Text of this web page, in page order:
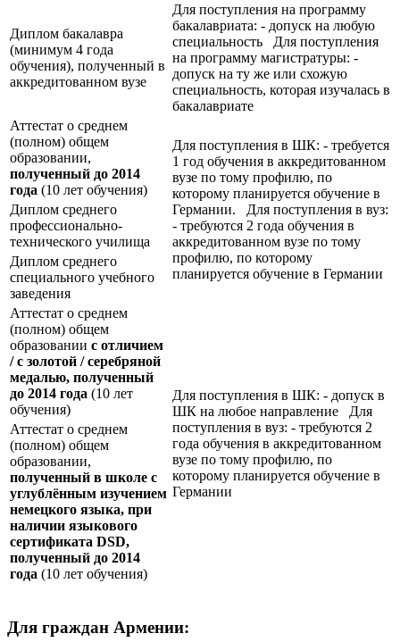
Диплом бакалавра
(минимум 4 года
обучения), полученный в
аккредитованном вузе
Для поступления на программу
бакалавриата: - допуск на любую
специальность Для поступления
на программу магистратуры: -
допуск на ту же или схожую
специальность, которая изучалась в
бакалавриате
Аттестат о среднем
(полном) общем
образовании,
полученный до 2014
года (10 лет обучения)
Для поступления в ШК: - требуется
1 год обучения в аккредитованном
вузе по тому профилю, по
которому планируется обучение в
Германии. Для поступления в вуз:
- требуются 2 года обучения в
аккредитованном вузе по тому
профилю, по которому
планируется обучение в Германии
Диплом среднего
профессионально-
технического училища
Диплом среднего
специального учебного
заведения
Аттестат о среднем
(полном) общем
образовании с отличием
/ с золотой / серебряной
медалью, полученный
до 2014 года (10 лет
обучения)
Для поступления в ШК: - допуск в
ШК на любое направление Для
поступления в вуз: - требуются 2
года обучения в аккредитованном
вузе по тому профилю, по
которому планируется обучение в
Германии
Аттестат о среднем
(полном) общем
образовании,
полученный в школе с
углублённым изучением
немецкого языка, при
наличии языкового
сертификата DSD,
полученный до 2014
года (10 лет обучения)
Для граждан Армении: